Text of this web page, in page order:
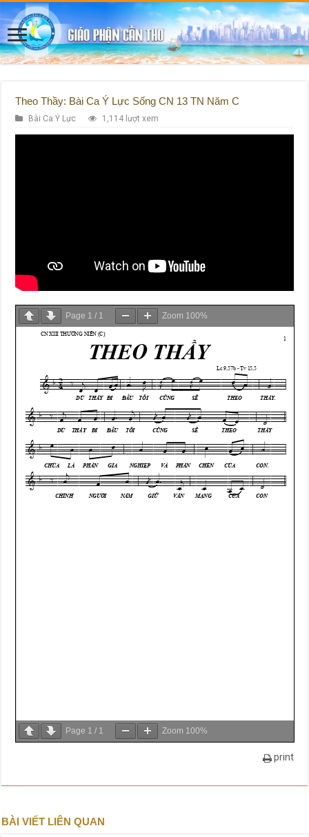
Theo Thầy: Bài Ca Ý Lực Sống CN 13 TN Năm C
Bài Ca Ý Lực 1,114 lượt xem
Page 1 / 1 Zoom 100%
Page 1 / 1 Zoom 100%
print
BÀI VIẾT LIÊN QUAN